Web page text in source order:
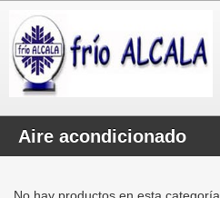
Aire acondicionado